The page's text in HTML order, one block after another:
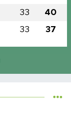
33 40
33 37